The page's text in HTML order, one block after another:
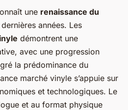
une renaissance du
années. Les
démontrent une
avec une progression
la prédominance du
marché vinyle s’appuie sur
et technologiques. Le
et au format physique